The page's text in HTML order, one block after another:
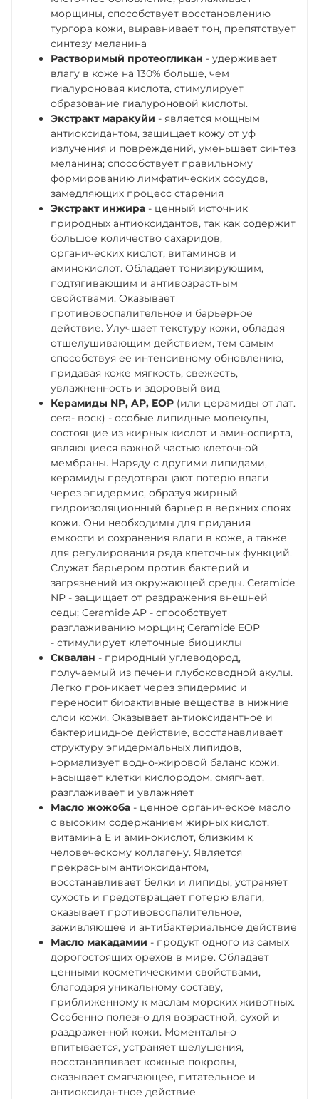
морщины, способствует восстановлению
тургора кожи, выравнивает тон, препятствует
синтезу меланина
Растворимый протеогликан - удерживает
влагу в коже на 130% больше, чем
гиалуроновая кислота, стимулирует
образование гиалуроновой кислоты.
Экстракт маракуйи - является мощным
антиоксидантом, защищает кожу от уф
излучения и повреждений, уменьшает синтез
меланина; способствует правильному
формированию лимфатических сосудов,
замедляющих процесс старения
Экстракт инжира - ценный источник
природных антиоксидантов, так как содержит
большое количество сахаридов,
органических кислот, витаминов и
аминокислот. Обладает тонизирующим,
подтягивающим и антивозрастным
свойствами. Оказывает
противовоспалительное и барьерное
действие. Улучшает текстуру кожи, обладая
отшелушивающим действием, тем самым
способствуя ее интенсивному обновлению,
придавая коже мягкость, свежесть,
увлажненность и здоровый вид
Керамиды NP, AP, EOP (или церамиды от лат.
cera- воск) - особые липидные молекулы,
состоящие из жирных кислот и аминоспирта,
являющиеся важной частью клеточной
мембраны. Наряду с другими липидами,
керамиды предотвращают потерю влаги
через эпидермис, образуя жирный
гидроизоляционный барьер в верхних слоях
кожи. Они необходимы для придания
емкости и сохранения влаги в коже, а также
для регулирования ряда клеточных функций.
Служат барьером против бактерий и
загрязнений из окружающей среды. Ceramide
NP - защищает от раздражения внешней
седы; Ceramide AP - способствует
разглаживанию морщин; Ceramide EOP
- стимулирует клеточные биоциклы
Сквалан - природный углеводород,
получаемый из печени глубоководной акулы.
Легко проникает через эпидермис и
переносит биоактивные вещества в нижние
слои кожи. Оказывает антиоксидантное и
бактерицидное действие, восстанавливает
структуру эпидермальных липидов,
нормализует водно-жировой баланс кожи,
насыщает клетки кислородом, смягчает,
разглаживает и увлажняет
Масло жожоба - ценное органическое масло
с высоким содержанием жирных кислот,
витамина Е и аминокисло­т, близким к
человеческому коллагену. Является
прекрасным антиоксидантом,
восстанавливает белки и липиды, устраняет
сухость и предотвращает потерю влаги,
оказывает противовоспалительное,
заживляющее и антибактериальное действие
Масло макадамии - продукт одного из самых
дорогостоящих орехов в мире. Обладает
ценными косметическими свойствами,
благодаря уникальному составу,
приближенному к маслам морских животных.
Особенно полезно для возрастной, сухой и
раздраженной кожи. Моментально
впитывается, устраняет шелушения,
восстанавливает кожные покровы,
оказывает смягчающее, питательное и
антиоксидантное действие